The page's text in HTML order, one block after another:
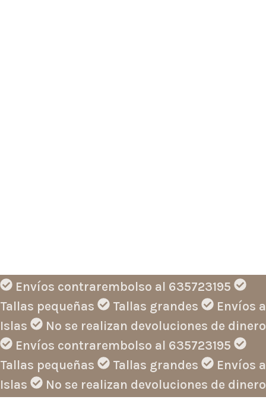
Envíos contrarembolso al 635723195
Tallas pequeñas
Tallas grandes
Envíos a
Islas
No se realizan devoluciones de dinero
Envíos contrarembolso al 635723195
Tallas pequeñas
Tallas grandes
Envíos a
Islas
No se realizan devoluciones de dinero